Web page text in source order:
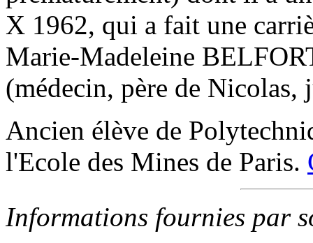
X 1962, qui a fait une
Marie-Madeleine
(médecin, père de Nicolas,
Ancien élève de
l'Ecole des Mines de Paris.
Informations fournies par